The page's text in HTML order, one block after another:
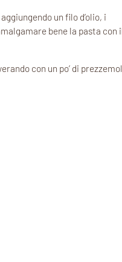
un filo d’olio, i
bene la pasta con
con un po’ di